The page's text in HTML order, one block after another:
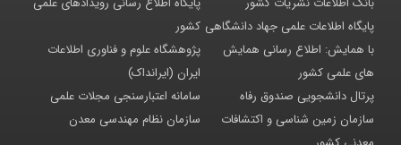
کشور پایگاه اطلاعات علمی جهاد دانشگاهی
پژوهشگاه علوم و فناوری اطلاعات
ایران (ایرانداک)
با همایش: اطلاع رسانی همایش
های علمی کشور
سامانه اعتبارسنجی مجلات علمی
پرتال دانشجویی صندوق رفاه
سازمان نظام مهندسی معدن
سازمان زمین شناسی و اکتشافات